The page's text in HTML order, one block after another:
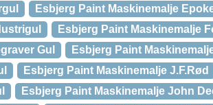
Esbjerg Paint Maskinemalje
Esbjerg Paint Maskinemalje
Gul
Esbjerg Paint
Esbjerg Paint Maskinemalje J.F.Rød
Esbjerg Paint Maskinemalje John